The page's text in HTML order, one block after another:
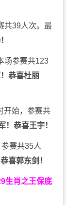
共39人次。最
场参赛共123
恭喜杜丽
开始，参赛共
！恭喜王宇！
赛共35人
喜郭东剑！
生肖之王保底